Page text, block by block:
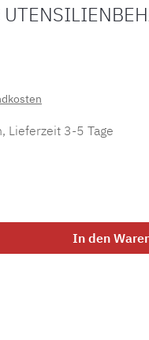
Lieferzeit 3-5 Tage
den In den